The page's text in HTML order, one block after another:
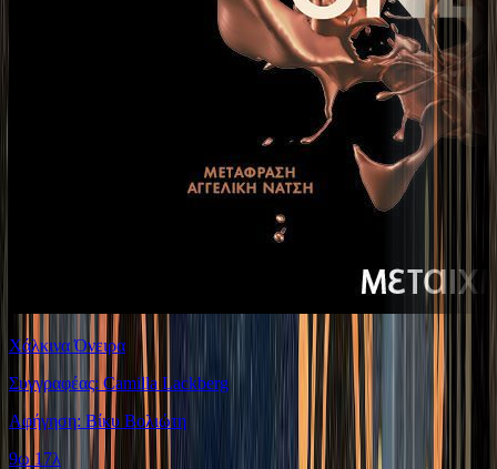
Χάλκινα Όνειρα
Συγγραφέας: Camilla Lackberg
Αφήγηση: Βίκυ Βολιώτη
9ω 17λ